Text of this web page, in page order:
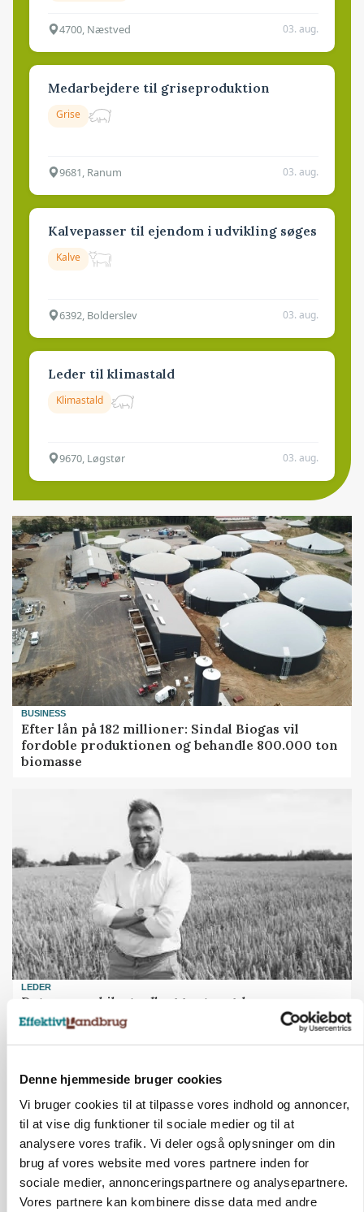
Denne hjemmeside bruger cookies
Vi bruger cookies til at tilpasse vores indhold og annoncer,
til at vise dig funktioner til sociale medier og til at
analysere vores trafik. Vi deler også oplysninger om din
brug af vores website med vores partnere inden for
sociale medier, annonceringspartnere og analysepartnere.
Vores partnere kan kombinere disse data med andre
4700, Næstved 03. aug.
Medarbejdere til griseproduktion
Grise
9681, Ranum 03. aug.
Kalvepasser til ejendom i udvikling søges
Kalve
6392, Bolderslev 03. aug.
Leder til klimastald
Klimastald
9670, Løgstør 03. aug.
BUSINESS
Efter lån på 182 millioner: Sindal Biogas vil
fordoble produktionen og behandle 800.000 ton
biomasse
LEDER
Det er en uskik at udlægge et røgslør om
økoproduktion